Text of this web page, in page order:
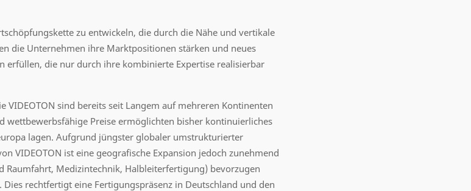
zu entwickeln, die durch die Nähe und vertikale
die Unternehmen ihre Marktpositionen stärken und neues
erfüllen, die nur durch ihre kombinierte Expertise realisierbar
sind bereits seit Langem auf mehreren Kontinenten
wettbewerbsfähige Preise ermöglichten bisher kontinuierliches
lagen. Aufgrund jüngster globaler umstrukturierter
VIDEOTON ist eine geografische Expansion jedoch zunehmend
Medizintechnik, Halbleiterfertigung) bevorzugen
rechtfertigt eine Fertigungspräsenz in Deutschland und den